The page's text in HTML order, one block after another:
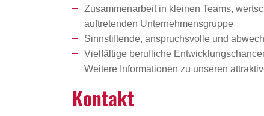
Zusammenarbeit in kleinen Teams,
auftretenden Unternehmensgruppe
Sinnstiftende, anspruchsvolle und
Vielfältige berufliche
Weitere Informationen zu unseren
Kontakt